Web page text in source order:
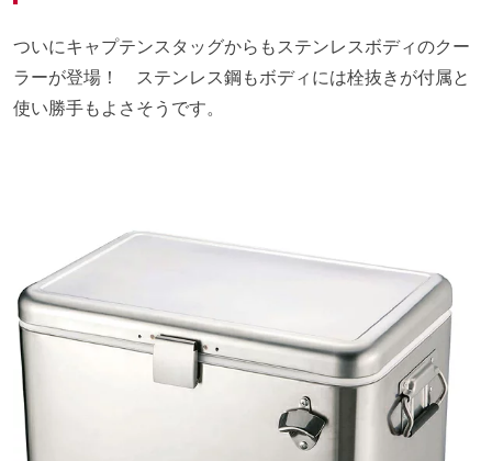
ついにキャプテンスタッグからもステンレスボディのクー
ラーが登場！ ステンレス鋼もボディには栓抜きが付属と
使い勝手もよさそうです。